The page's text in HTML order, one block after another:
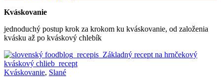
Kváskovanie
jednoduchý postup krok za krokom ku kváskovanie, od založenia
kvásku až po kváskový chlebík
Kváskovanie, Slané